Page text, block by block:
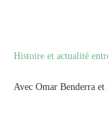
Histoire et actualité
Avec Omar Benderra et